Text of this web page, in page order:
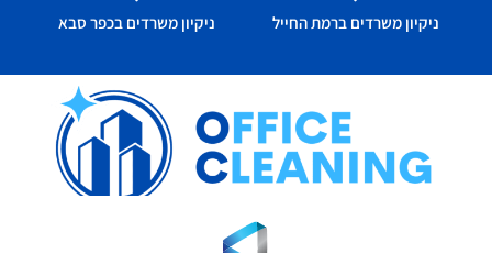
ניקיון משרדים ברמת החייל ניקיון משרדים בכפר סבא